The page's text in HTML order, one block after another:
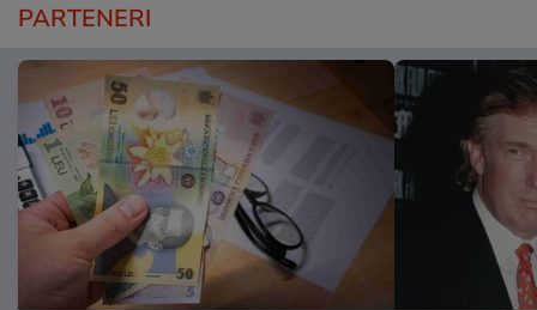
PARTENERI